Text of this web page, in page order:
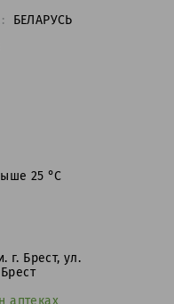
БЕЛАРУСЬ
25 °С
г. Брест, ул.
аптеках